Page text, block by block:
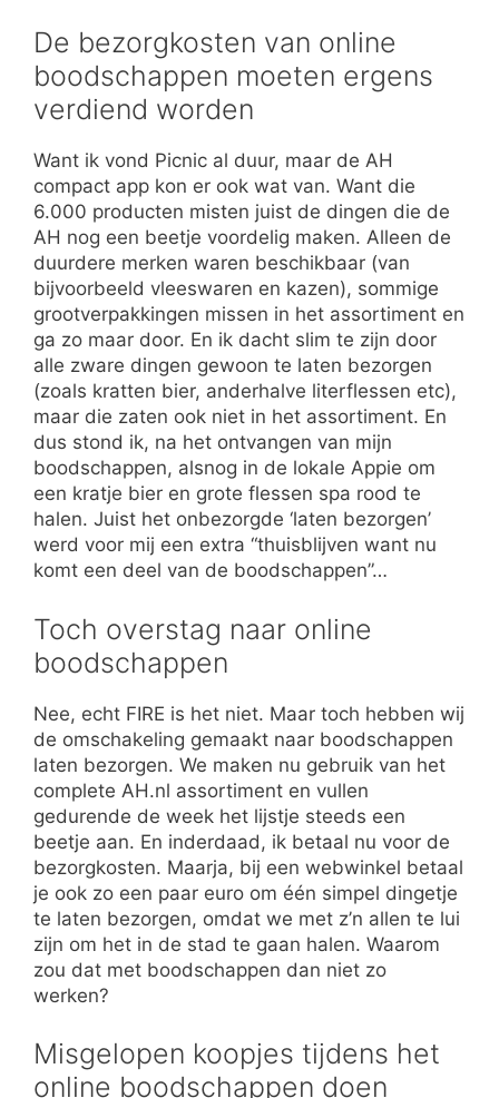
De bezorgkosten van online
boodschappen moeten ergens
verdiend worden
Want ik vond Picnic al duur, maar de AH
compact app kon er ook wat van. Want die
6.000 producten misten juist de dingen die de
AH nog een beetje voordelig maken. Alleen de
duurdere merken waren beschikbaar (van
bijvoorbeeld vleeswaren en kazen), sommige
grootverpakkingen missen in het assortiment en
ga zo maar door. En ik dacht slim te zijn door
alle zware dingen gewoon te laten bezorgen
(zoals kratten bier, anderhalve literflessen etc),
maar die zaten ook niet in het assortiment. En
dus stond ik, na het ontvangen van mijn
boodschappen, alsnog in de lokale Appie om
een kratje bier en grote flessen spa rood te
halen. Juist het onbezorgde ‘laten bezorgen’
werd voor mij een extra “thuisblijven want nu
komt een deel van de boodschappen”…
Toch overstag naar online
boodschappen
Nee, echt FIRE is het niet. Maar toch hebben wij
de omschakeling gemaakt naar boodschappen
laten bezorgen. We maken nu gebruik van het
complete AH.nl assortiment en vullen
gedurende de week het lijstje steeds een
beetje aan. En inderdaad, ik betaal nu voor de
bezorgkosten. Maarja, bij een webwinkel betaal
je ook zo een paar euro om één simpel dingetje
te laten bezorgen, omdat we met z’n allen te lui
zijn om het in de stad te gaan halen. Waarom
zou dat met boodschappen dan niet zo
werken?
Misgelopen koopjes tijdens het
online boodschappen doen